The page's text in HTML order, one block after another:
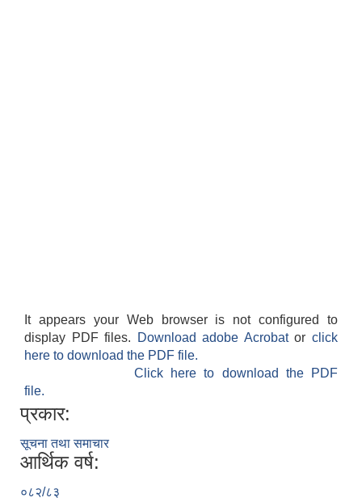
It appears your Web browser is not configured to
display PDF files.
Download adobe Acrobatorclick
here to download the PDF file.
Click here to download the PDF
file.
प्रकार:
सूचना तथा समाचार
आर्थिक वर्ष:
०८२/८३